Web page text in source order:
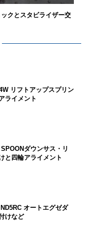
クとスタビライザー交
リフトアップスプリン
ライメント
ダウンサス・リ
と四輪アライメント
オートエグゼダ
けなど